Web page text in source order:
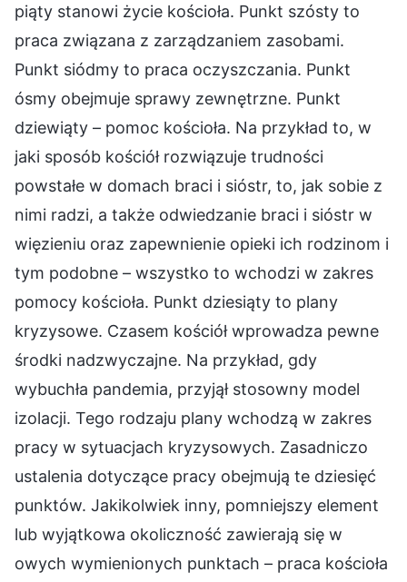
piąty stanowi życie kościoła. Punkt szósty to
praca związana z zarządzaniem zasobami.
Punkt siódmy to praca oczyszczania. Punkt
ósmy obejmuje sprawy zewnętrzne. Punkt
dziewiąty – pomoc kościoła. Na przykład to, w
jaki sposób kościół rozwiązuje trudności
powstałe w domach braci i sióstr, to, jak sobie z
nimi radzi, a także odwiedzanie braci i sióstr w
więzieniu oraz zapewnienie opieki ich rodzinom i
tym podobne – wszystko to wchodzi w zakres
pomocy kościoła. Punkt dziesiąty to plany
kryzysowe. Czasem kościół wprowadza pewne
środki nadzwyczajne. Na przykład, gdy
wybuchła pandemia, przyjął stosowny model
izolacji. Tego rodzaju plany wchodzą w zakres
pracy w sytuacjach kryzysowych. Zasadniczo
ustalenia dotyczące pracy obejmują te dziesięć
punktów. Jakikolwiek inny, pomniejszy element
lub wyjątkowa okoliczność zawierają się w
owych wymienionych punktach – praca kościoła